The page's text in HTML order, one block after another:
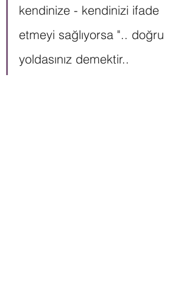
kendinize - kendinizi ifade
etmeyi sağlıyorsa ".. doğru
yoldasınız demektir..